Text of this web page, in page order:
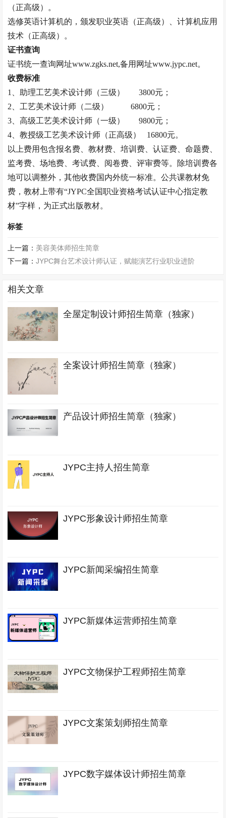
（正高级）。
选修英语计算机的，颁发职业英语（正高级）、计算机应用
技术（正高级）。
证书查询
证书统一查询网址www.zgks.net,备用网址www.jypc.net。
收费标准
1、助理工艺美术设计师（三级）
3800元；
2、工艺美术设计师（二级）
6800元；
3、高级工艺美术设计师（一级）
9800元；
4、教授级工艺美术设计师（正高级）
16800元。
以上费用包含报名费、教材费、培训费、认证费、命题费、
监考费、场地费、考试费、阅卷费、评审费等。除培训费各
地可以调整外，其他收费国内外统一标准。公共课教材免
费，教材上带有“JYPC全国职业资格考试认证中心指定教
材”字样，为正式出版教材。
标签
上一篇： 美容美体师招生简章
下一篇：JYPC舞台艺术设计师认证，赋能演艺行业职业进阶
相关文章
全屋定制设计师招生简章（独家）
全案设计师招生简章（独家）
产品设计师招生简章（独家）
JYPC主持人招生简章
JYPC形象设计师招生简章
JYPC新闻采编招生简章
JYPC新媒体运营师招生简章
JYPC文物保护工程师招生简章
JYPC文案策划师招生简章
JYPC数字媒体设计师招生简章